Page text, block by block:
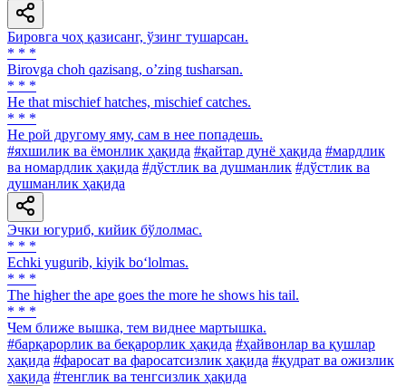
Бировга чоҳ қазисанг, ўзинг тушарсан.
* * *
Birovga choh qazisang, oʼzing tusharsan.
* * *
He that mischief hatches, mischief catches.
* * *
He рой другому яму, сам в нее попадешь.
#яхшилик ва ёмонлик ҳақида #қайтар дунё ҳақида #мардлик
ва номардлик ҳақида #дўстлик ва душманлик #дўстлик ва
душманлик ҳақида
Эчки югуриб, кийик бўлолмас.
* * *
Echki yugurib, kiyik bo‘lolmas.
* * *
The higher the ape goes the more he shows his tail.
* * *
Чем ближе вышка, тем виднее мартышка.
#барқарорлик ва беқарорлик ҳақида #ҳайвонлар ва қушлар
ҳақида #фаросат ва фаросатсизлик ҳақида #қудрат ва ожизлик
ҳақида #тенглик ва тенгсизлик ҳақида